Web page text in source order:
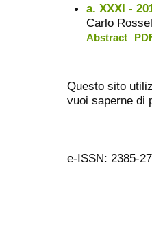
a. XXXI -
Carlo
Abstract
Questo sito
vuoi saperne di
e-ISSN: 2385-